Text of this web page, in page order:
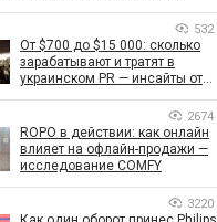
532
От $700 до $15 000: сколько
зарабатывают и тратят в
украинском PR — инсайты от
2674
ROPO в действии: как онлайн
влияет на офлайн-продажи —
исследование COMFY
3220